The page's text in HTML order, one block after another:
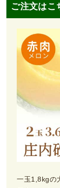
ご注文はこ
一玉1,8kgの